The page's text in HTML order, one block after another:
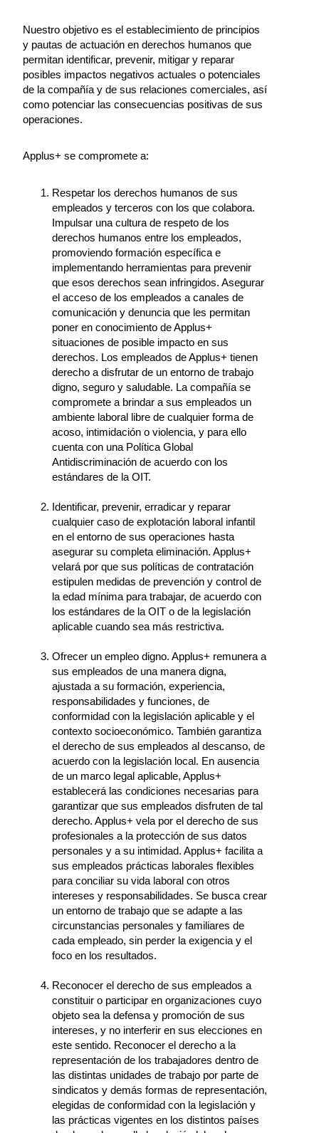
Nuestro objetivo es el establecimiento de principios
y pautas de actuación en derechos humanos que
permitan identificar, prevenir, mitigar y reparar
posibles impactos negativos actuales o potenciales
de la compañía y de sus relaciones comerciales, así
como potenciar las consecuencias positivas de sus
operaciones.
Applus+ se compromete a:
Respetar los derechos humanos de sus
empleados y terceros con los que colabora.
Impulsar una cultura de respeto de los
derechos humanos entre los empleados,
promoviendo formación específica e
implementando herramientas para prevenir
que esos derechos sean infringidos. Asegurar
el acceso de los empleados a canales de
comunicación y denuncia que les permitan
poner en conocimiento de Applus+
situaciones de posible impacto en sus
derechos. Los empleados de Applus+ tienen
derecho a disfrutar de un entorno de trabajo
digno, seguro y saludable. La compañía se
compromete a brindar a sus empleados un
ambiente laboral libre de cualquier forma de
acoso, intimidación o violencia, y para ello
cuenta con una Política Global
Antidiscriminación de acuerdo con los
estándares de la OIT.
Identificar, prevenir, erradicar y reparar
cualquier caso de explotación laboral infantil
en el entorno de sus operaciones hasta
asegurar su completa eliminación. Applus+
velará por que sus políticas de contratación
estipulen medidas de prevención y control de
la edad mínima para trabajar, de acuerdo con
los estándares de la OIT o de la legislación
aplicable cuando sea más restrictiva.
Ofrecer un empleo digno. Applus+ remunera a
sus empleados de una manera digna,
ajustada a su formación, experiencia,
responsabilidades y funciones, de
conformidad con la legislación aplicable y el
contexto socioeconómico. También garantiza
el derecho de sus empleados al descanso, de
acuerdo con la legislación local. En ausencia
de un marco legal aplicable, Applus+
establecerá las condiciones necesarias para
garantizar que sus empleados disfruten de tal
derecho. Applus+ vela por el derecho de sus
profesionales a la protección de sus datos
personales y a su intimidad. Applus+ facilita a
sus empleados prácticas laborales flexibles
para conciliar su vida laboral con otros
intereses y responsabilidades. Se busca crear
un entorno de trabajo que se adapte a las
circunstancias personales y familiares de
cada empleado, sin perder la exigencia y el
foco en los resultados.
Reconocer el derecho de sus empleados a
constituir o participar en organizaciones cuyo
objeto sea la defensa y promoción de sus
intereses, y no interferir en sus elecciones en
este sentido. Reconocer el derecho a la
representación de los trabajadores dentro de
las distintas unidades de trabajo por parte de
sindicatos y demás formas de representación,
elegidas de conformidad con la legislación y
las prácticas vigentes en los distintos países